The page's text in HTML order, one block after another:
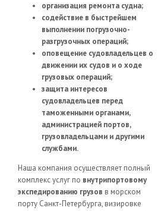
организация ремонта судна;
содействие в быстрейшем
выполнении погрузочно-
разгрузочных операций;
оповещение судовладельцев о
движении их судов и о ходе
грузовых операций;
защита интересов
судовладельцев перед
таможенными органами,
администрацией портов,
грузовладельцами и другими
службами.
Наша компания осуществляет полный
комплекс услуг по внутрипортовому
экспедированию грузов в морском
порту Санкт-Петербурга, визировке